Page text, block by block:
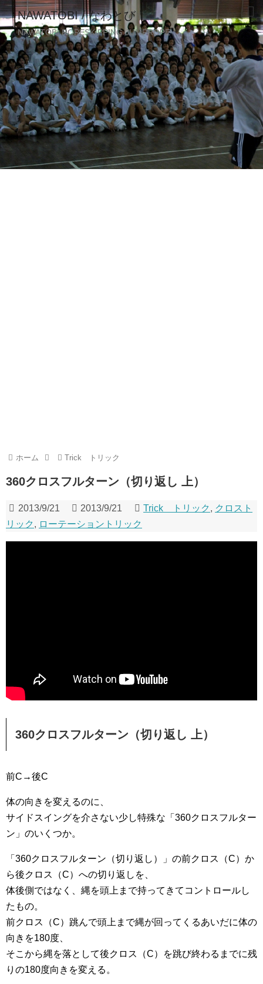
NAWATOBI / なわとび
NAWATOBI ROPESKIPPING JUMPROPE
ホーム Trick トリック
360クロスフルターン（切り返し 上）
2013/9/21 2013/9/21 Trick トリック , クロスト
リック , ローテーショントリック
360クロスフルターン（切り返し 上）
前C→後C
体の向きを変えるのに、
サイドスイングを介さない少し特殊な「360クロスフルター
ン」のいくつか。
「360クロスフルターン（切り返し）」の前クロス（C）か
ら後クロス（C）への切り返しを、
体後側ではなく、縄を頭上まで持ってきてコントロールし
たもの。
前クロス（C）跳んで頭上まで縄が回ってくるあいだに体の
向きを180度、
そこから縄を落として後クロス（C）を跳び終わるまでに残
りの180度向きを変える。